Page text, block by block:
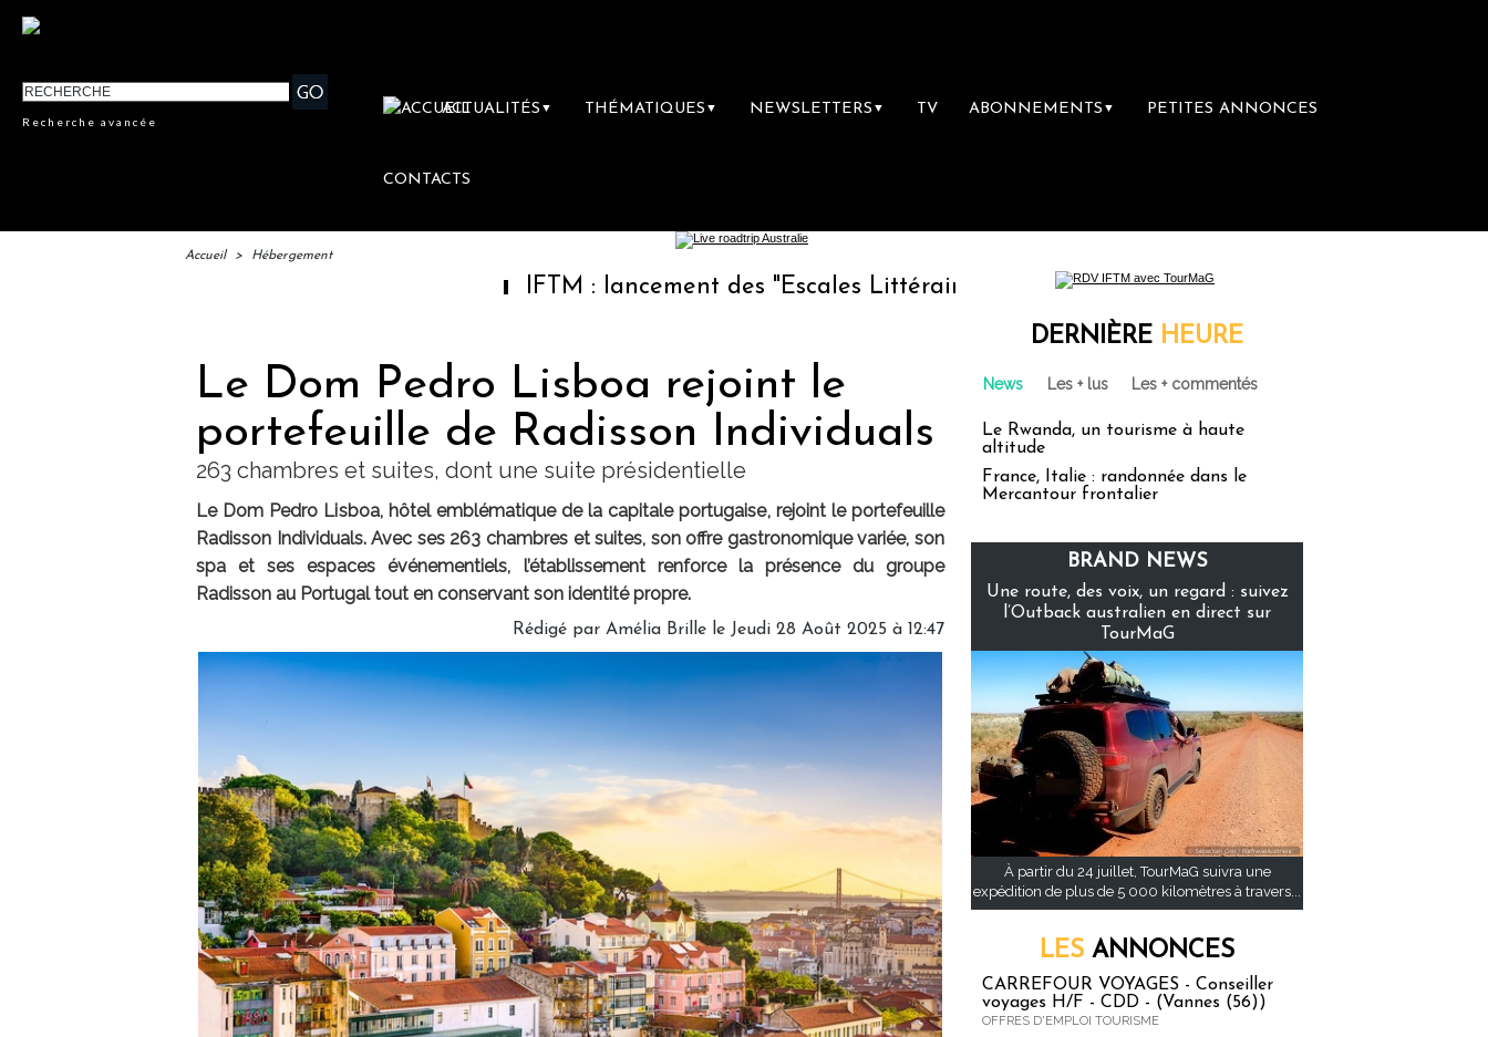
Recherche avancée
ACTUALITÉS ▼ THÉMATIQUES ▼ NEWSLETTERS ▼ TV ABONNEMENTS ▼ PETITES ANNONCES
CONTACTS
Accueil > Hébergement
IFTM : lancement des "Escales Littéraires", la première librairie du voyage
Le Dom Pedro Lisboa rejoint le
portefeuille de Radisson Individuals
263 chambres et suites, dont une suite présidentielle
Le Dom Pedro Lisboa, hôtel emblématique de la capitale portugaise, rejoint le portefeuille
Radisson Individuals. Avec ses 263 chambres et suites, son offre gastronomique variée, son
spa et ses espaces événementiels, l’établissement renforce la présence du groupe
Radisson au Portugal tout en conservant son identité propre.
Rédigé par Amélia Brille le Jeudi 28 Août 2025 à 12:47
DERNIÈRE HEURE
News Les + lus Les + commentés
Le Rwanda, un tourisme à haute
altitude
France, Italie : randonnée dans le
Mercantour frontalier
BRAND NEWS
Une route, des voix, un regard : suivez
l’Outback australien en direct sur
TourMaG
À partir du 24 juillet, TourMaG suivra une
expédition de plus de 5 000 kilomètres à travers...
LES ANNONCES
CARREFOUR VOYAGES - Conseiller
voyages H/F - CDD - (Vannes (56))
OFFRES D'EMPLOI TOURISME